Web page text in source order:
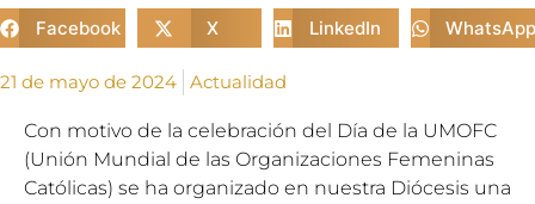
Facebook X LinkedIn WhatsApp
21 de mayo de 2024 Actualidad
Con motivo de la celebración del Día de la UMOFC
(Unión Mundial de las Organizaciones Femeninas
Católicas) se ha organizado en nuestra Diócesis una